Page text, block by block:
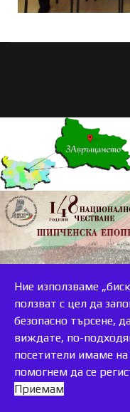
Ние използваме
ползват с цел да
безопасно търсене,
виждате, по-
посетители имаме
помогнем да се
Приемам
accessible